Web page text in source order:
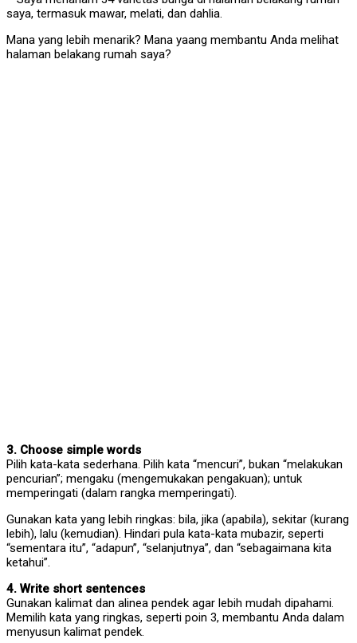
saya, termasuk mawar, melati, dan dahlia.
Mana yang lebih menarik? Mana yaang membantu Anda melihat
halaman belakang rumah saya?
3. Choose simple words
Pilih kata-kata sederhana. Pilih kata “mencuri”, bukan “melakukan
pencurian”; mengaku (mengemukakan pengakuan); untuk
memperingati (dalam rangka memperingati).
Gunakan kata yang lebih ringkas: bila, jika (apabila), sekitar (kurang
lebih), lalu (kemudian). Hindari pula kata-kata mubazir, seperti
“sementara itu”, “adapun”, “selanjutnya”, dan “sebagaimana kita
ketahui”.
4. Write short sentences
Gunakan kalimat dan alinea pendek agar lebih mudah dipahami.
Memilih kata yang ringkas, seperti poin 3, membantu Anda dalam
menyusun kalimat pendek.